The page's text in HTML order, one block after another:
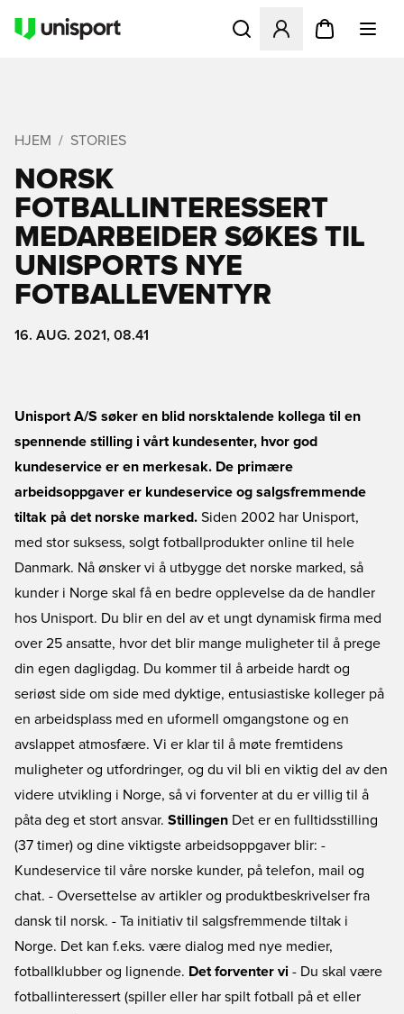
Åbner en Modal til at
HJEM STORIES
NORSK
FOTBALLINTERESSERT
MEDARBEIDER SØKES TIL
UNISPORTS NYE
FOTBALLEVENTYR
16. AUG. 2021, 08.41
Unisport A/S søker en blid norsktalende kollega til en
spennende stilling i vårt kundesenter, hvor god
kundeservice er en merkesak. De primære
arbeidsoppgaver er kundeservice og salgsfremmende
tiltak på det norske marked. Siden 2002 har Unisport,
med stor suksess, solgt fotballprodukter online til hele
Danmark. Nå ønsker vi å utbygge det norske marked, så
kunder i Norge skal få en bedre opplevelse da de handler
hos Unisport. Du blir en del av et ungt dynamisk firma med
over 25 ansatte, hvor det blir mange muligheter til å prege
din egen dagligdag. Du kommer til å arbeide hardt og
seriøst side om side med dyktige, entusiastiske kolleger på
en arbeidsplass med en uformell omgangstone og en
avslappet atmosfære. Vi er klar til å møte fremtidens
muligheter og utfordringer, og du vil bli en viktig del av den
videre utvikling i Norge, så vi forventer at du er villig til å
påta deg et stort ansvar. Stillingen Det er en fulltidsstilling
(37 timer) og dine viktigste arbeidsoppgaver blir: -
Kundeservice til våre norske kunder, på telefon, mail og
chat. - Oversettelse av artikler og produktbeskrivelser fra
dansk til norsk. - Ta initiativ til salgsfremmende tiltak i
Norge. Det kan f.eks. være dialog med nye medier,
fotballklubber og lignende. Det forventer vi - Du skal være
fotballinteressert (spiller eller har spilt fotball på et eller